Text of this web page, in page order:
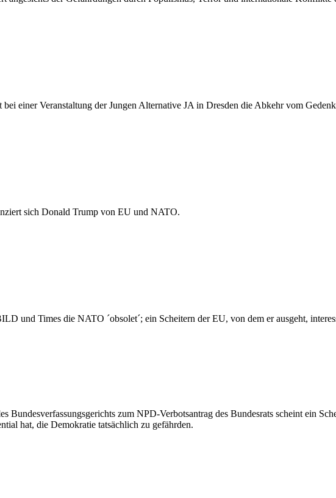
einer Veranstaltung der Jungen Alternative JA in Dresden die Abkehr vom
sich Donald Trump von EU und NATO.
und Times die NATO ´obsolet´; ein Scheitern der EU, von dem er ausgeht,
Bundesverfassungsgerichts zum NPD-Verbotsantrag des Bundesrats scheint ein
hat, die Demokratie tatsächlich zu gefährden.